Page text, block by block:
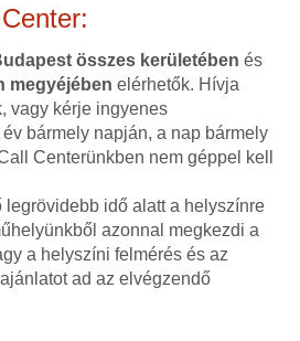
összes kerületében és
megyéjében elérhetők. Hívja
vagy kérje ingyenes
bármely napján, a nap bármely
Centerünkben nem géppel kell
legrövidebb idő alatt a helyszínre
azonnal megkezdi a
a helyszíni felmérés és az
ad az elvégzendő